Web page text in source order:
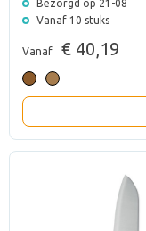
Bezorgd op 21-08
Vanaf 10 stuks
Vanaf € 40,19